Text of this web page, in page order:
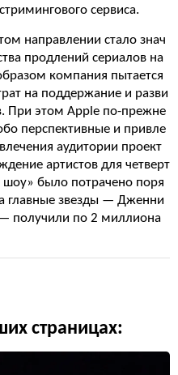
сервиса.
направлении стало знач
продлений сериалов на
компания пытается
на поддержание и разви
При этом Apple по-прежне
перспективные и привле
аудитории проект
артистов для четверт
шоу» было потрачено поря
главные звезды — Дженни
получили по 2 миллиона
страницах: